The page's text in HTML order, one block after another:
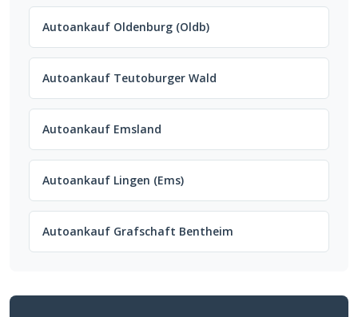
Autoankauf Oldenburg (Oldb)
Autoankauf Teutoburger Wald
Autoankauf Emsland
Autoankauf Lingen (Ems)
Autoankauf Grafschaft Bentheim